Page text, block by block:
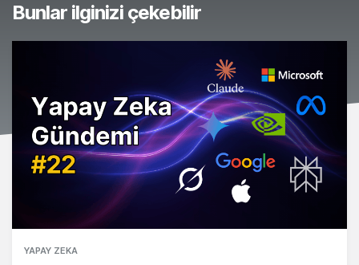
Bunlar ilginizi çekebilir
YAPAY ZEKA